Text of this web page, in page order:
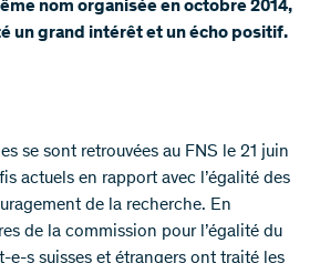
nom organisée en octobre 2014,
un grand intérêt et un écho positif.
se sont retrouvées au FNS le 21 juin
actuels en rapport avec l’égalité des
de la recherche. En
de la commission pour l’égalité du
e-s suisses et étrangers ont traité les